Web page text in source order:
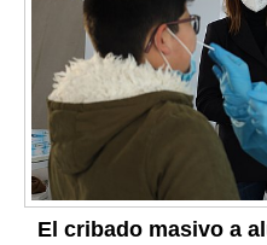
El cribado masivo a